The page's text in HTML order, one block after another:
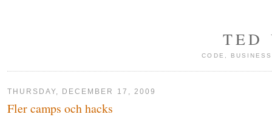
TED
CODE,
THURSDAY, DECEMBER 17, 2009
Fler camps och hacks